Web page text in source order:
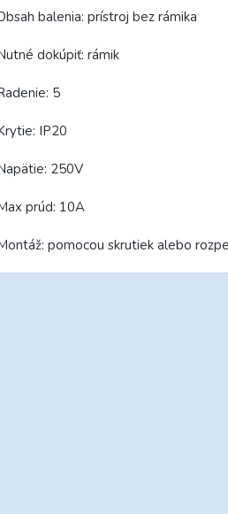
balenia: prístroj bez rámika
dokúpiť: rámik
5
IP20
250V
prúd: 10A
pomocou skrutiek alebo